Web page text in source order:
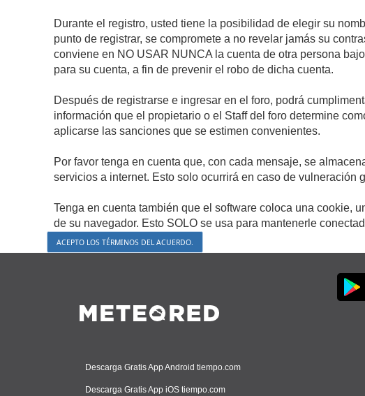
Durante el registro, usted tiene la posibilidad de elegir su
punto de registrar, se compromete a no revelar jamás su
conviene en NO USAR NUNCA la cuenta de otra persona
para su cuenta, a fin de prevenir el robo de dicha cuenta.
Después de registrarse e ingresar en el foro, podrá
información que el propietario o el Staff del foro determine
aplicarse las sanciones que se estimen convenientes.
Por favor tenga en cuenta que, con cada mensaje, se
servicios a internet. Esto solo ocurrirá en caso de vulneración
Tenga en cuenta también que el software coloca una cookie,
de su navegador. Esto SOLO se usa para mantenerle
Descarga Gratis App Android tiempo.com
Descarga Gratis App iOS tiempo.com